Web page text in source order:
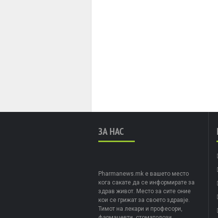
ЗА НАС
Pharmanews.mk е вашето место
кога сакате да се информирате за
здрав живот. Место за сите оние
кои се грижат за своето здравје.
Тимот на лекари и професори,